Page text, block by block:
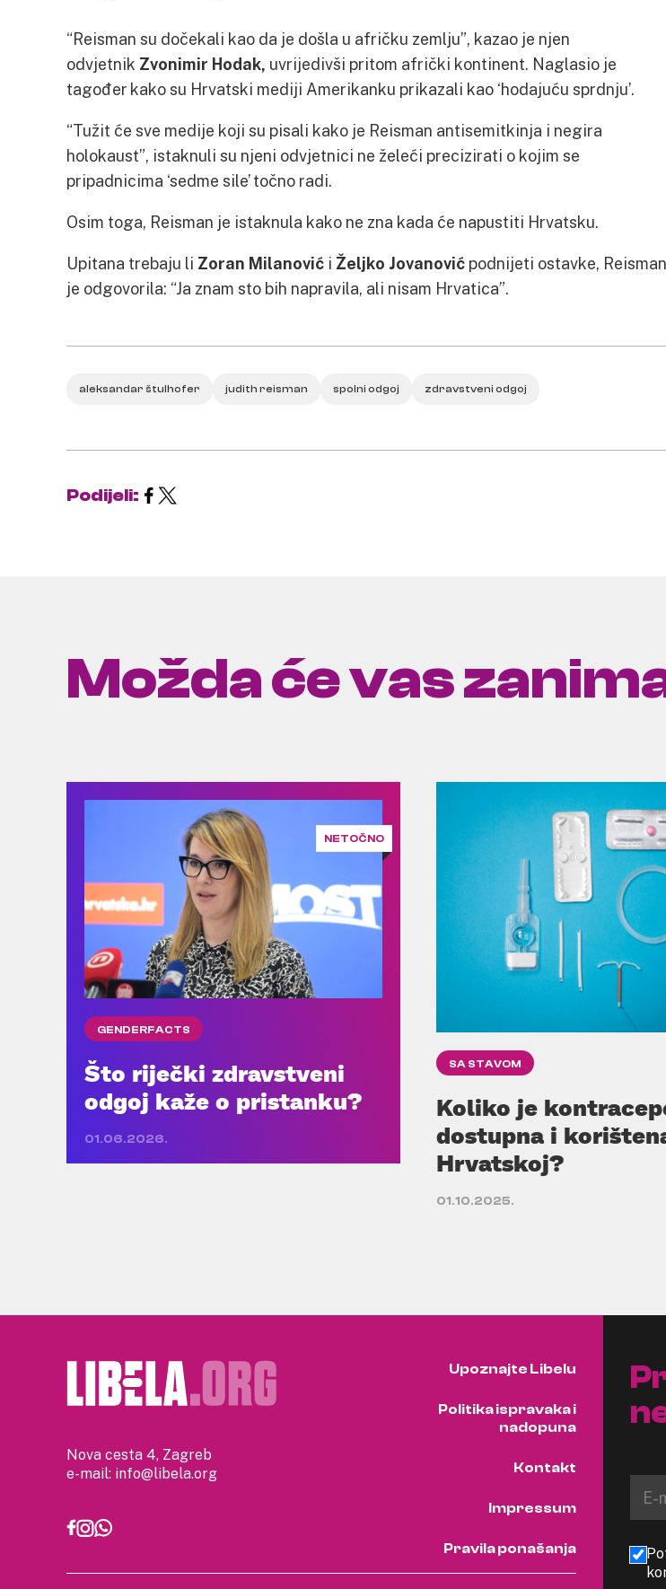
“Reisman su dočekali kao da je došla u afričku zemlju”, kazao je njen
odvjetnik Zvonimir Hodak, uvrijedivši pritom afrički kontinent. Naglasio je
tagođer kako su Hrvatski mediji Amerikanku prikazali kao ‘hodajuću sprdnju’.
“Tužit će sve medije koji su pisali kako je Reisman antisemitkinja i negira
holokaust”, istaknuli su njeni odvjetnici ne želeći precizirati o kojim se
pripadnicima ‘sedme sile’ točno radi.
Osim toga, Reisman je istaknula kako ne zna kada će napustiti Hrvatsku.
Upitana trebaju li Zoran Milanović i Željko Jovanović podnijeti ostavke, Reisman
je odgovorila: “Ja znam sto bih napravila, ali nisam Hrvatica”.
aleksandar štulhofer judith reisman spolni odgoj zdravstveni odgoj
Podijeli:
Možda će vas
NETOČNO
GENDERFACTS
Što riječki zdravstveni
odgoj kaže o pristanku?
01.06.2026.
SA STAVOM
Koliko je
dostupna i
Hrvatskoj?
01.10.2025.
Nova cesta 4, Zagreb
e-mail: info@libela.org
Upoznajte Libelu
Politika ispravaka i
nadopuna
Kontakt
Impressum
Pravila ponašanja